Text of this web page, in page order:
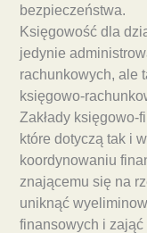
bezpieczeństwa.
Księgowość dla
jedynie
rachunkowych, ale
księgowo-
Zakłady księgowo-
które dotyczą tak i
koordynowaniu
znającemu się na
uniknąć
finansowych i